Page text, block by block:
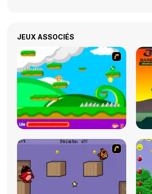
JEUX ASSOCIÉS